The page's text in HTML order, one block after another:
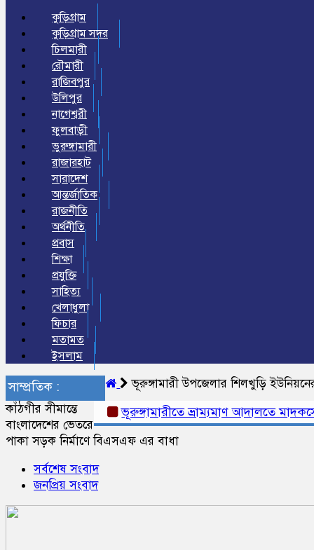
কুড়িগ্রাম
কুড়িগ্রাম সদর
চিলমারী
রৌমারী
রাজিবপুর
উলিপুর
নাগেশ্বরী
ফুলবাড়ী
ভুরুঙ্গামারী
রাজারহাট
সারাদেশ
আন্তর্জাতিক
রাজনীতি
অর্থনীতি
প্রবাস
শিক্ষা
প্রযুক্তি
সাহিত্য
খেলাধুলা
ফিচার
মতামত
ইসলাম
সাম্প্রতিক :
ভূরুঙ্গামারীতে ভ্রাম্যমাণ আদালতে
ভূরুঙ্গামারী উপজেলার শিলখুড়ি
কাঁঠগীর সীমান্তে
বাংলাদেশের ভেতরে
পাকা সড়ক নির্মাণে বিএসএফ এর বাধা
সর্বশেষ সংবাদ
জনপ্রিয় সংবাদ